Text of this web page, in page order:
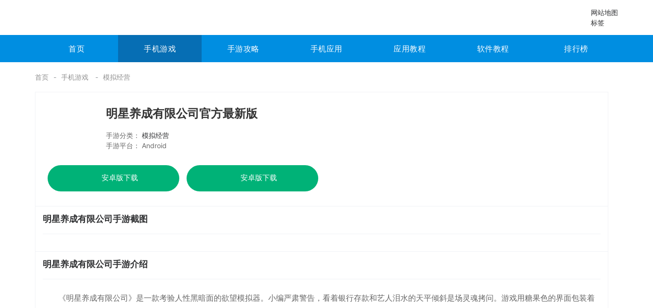
网站地图
标签
首页 手机游戏 手游攻略 手机应用 应用教程 软件教程 排行榜
首页 手机游戏 模拟经营
明星养成有限公司官方最新版
手游分类： 模拟经营
手游平台： Android
安卓版下载 安卓版下载
明星养成有限公司手游截图
明星养成有限公司手游介绍
《明星养成有限公司》是一款考验人性黑暗面的欲望模拟器。小编严肃警告，看着银行存款和艺人泪水的天平倾斜是场灵魂拷问。游戏用糖果色的界面包装着